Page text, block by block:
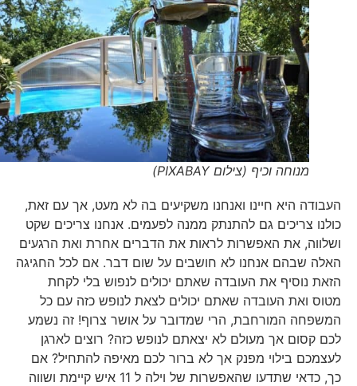
מנוחה וכיף (צילום PIXABAY)
העבודה היא חיינו ואנחנו משקיעים בה לא מעט, אך עם זאת,
כולנו צריכים גם להתנתק ממנה לפעמים. אנחנו צריכים שקט
ושלווה, את האפשרות לראות את הדברים אחרת ואת הרגעים
האלה שבהם אנחנו לא חושבים על שום דבר. אם לכל החגיגה
הזאת נוסיף את העובדה שאתם יכולים לנפוש בלי לקחת
מטוס ואת העובדה שאתם יכולים לצאת לנופש כזה עם כל
המשפחה המורחבת, הרי שמדובר על אושר צרוף! זה נשמע
לכם קסום אך מעולם לא יצאתם לנופש כזה? רוצים לארגן
לעצמכם בילוי מפנק אך לא ברור לכם מאיפה להתחיל? אם
כך, כדאי שתדעו שהאפשרות של וילה ל 11 איש קיימת ושווה